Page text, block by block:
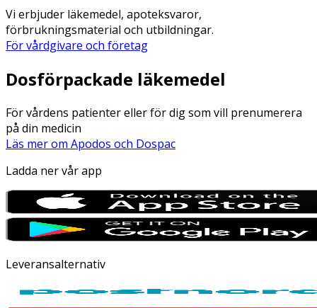
Vi erbjuder läkemedel, apoteksvaror,
förbrukningsmaterial och utbildningar.
För vårdgivare och företag
Dosförpackade läkemedel
För vårdens patienter eller för dig som vill prenumerera
på din medicin
Läs mer om Apodos och Dospac
Ladda ner vår app
Leveransalternativ